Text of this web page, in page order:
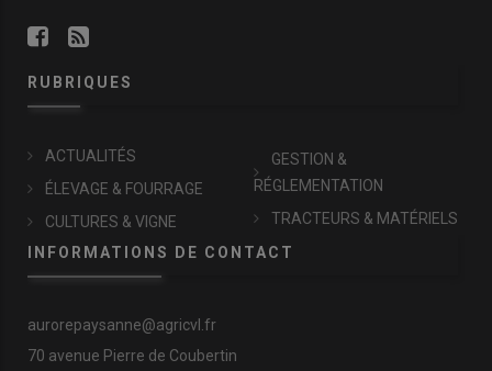
RUBRIQUES
ACTUALITÉS
ÉLEVAGE & FOURRAGE
CULTURES & VIGNE
GESTION &
RÉGLEMENTATION
TRACTEURS & MATÉRIELS
INFORMATIONS DE CONTACT
aurorepaysanne@agricvl.fr
70 avenue Pierre de Coubertin